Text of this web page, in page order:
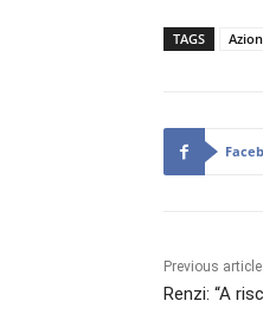
TAGS
Previous article
Renzi: “A